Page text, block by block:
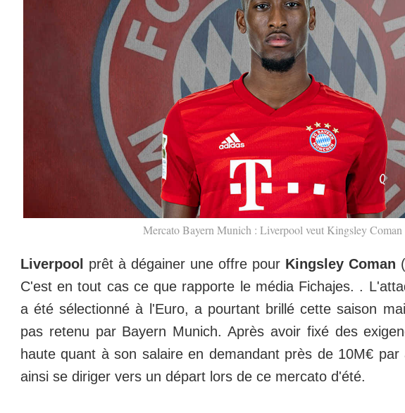
Mercato Bayern Munich : Liverpool veut Kingsley Coman
Liverpool prêt à dégainer une offre pour Kingsley Coman (
C'est en tout cas ce que rapporte le média Fichajes. .
a été sélectionné à l'Euro, a pourtant brillé cette saison
pas retenu par Bayern Munich. Après avoir fixé des
haute quant à son salaire en demandant près de 10M€ par
ainsi se diriger vers un départ lors de ce mercato d'été.